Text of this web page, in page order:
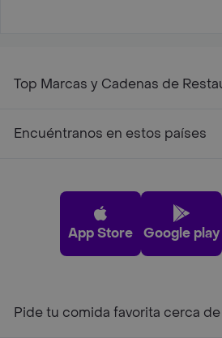
Top Marcas y Cadenas de
Encuéntranos en estos países
App Store Google play
Pide tu comida favorita cerca